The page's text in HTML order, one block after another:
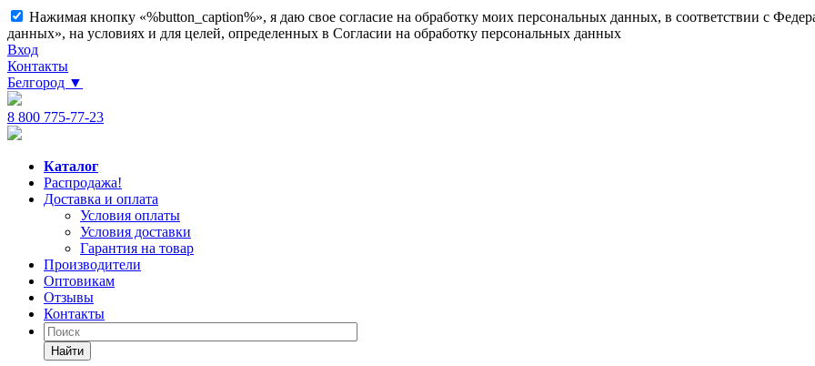
Нажимая кнопку «%button_caption%», я даю свое согласие на обработку моих персональных данных, в соответствии с
данных», на условиях и для целей, определенных в Согласии на обработку персональных данных
Вход
Контакты
Белгород ▼
8 800 775-77-23
Каталог
Распродажа!
Доставка и оплата
Условия оплаты
Условия доставки
Гарантия на товар
Производители
Оптовикам
Отзывы
Контакты
Найти